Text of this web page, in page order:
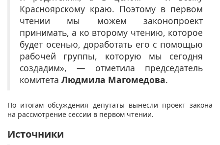
Красноярскому краю. Поэтому в первом
чтении мы можем законопроект
принимать, а ко второму чтению, которое
будет осенью, доработать его с помощью
рабочей группы, которую мы сегодня
создадим», — отметила председатель
комитета Людмила Магомедова.
По итогам обсуждения депутаты вынесли проект закона
на рассмотрение сессии в первом чтении.
Источники